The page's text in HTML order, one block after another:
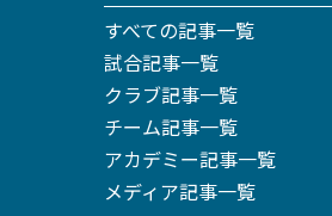
すべての記事一覧
試合記事一覧
クラブ記事一覧
チーム記事一覧
アカデミー記事一覧
メディア記事一覧